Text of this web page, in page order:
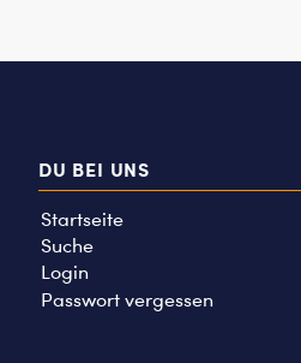
DU BEI UNS
Startseite
Suche
Login
Passwort vergessen